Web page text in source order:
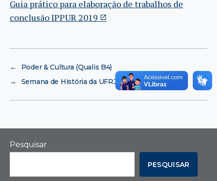
Guia prático para elaboração de trabalhos de
conclusão IPPUR 2019
←
Poder & Cultura (Qualis B4)
→
Semana de História da UFRJ
Pesquisar
PESQUISAR